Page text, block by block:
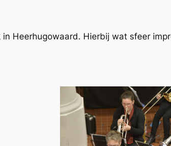
Heerhugowaard. Hierbij wat sfeer